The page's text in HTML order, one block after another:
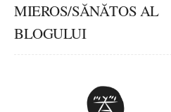
MIEROS/SĂNĂTOS AL
BLOGULUI